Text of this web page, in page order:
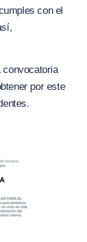
con el
convocatoria
por este